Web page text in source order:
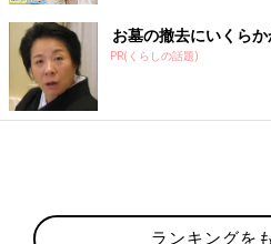
お墓の撤去にいくら
PR(くらしの話題)
ランキングを